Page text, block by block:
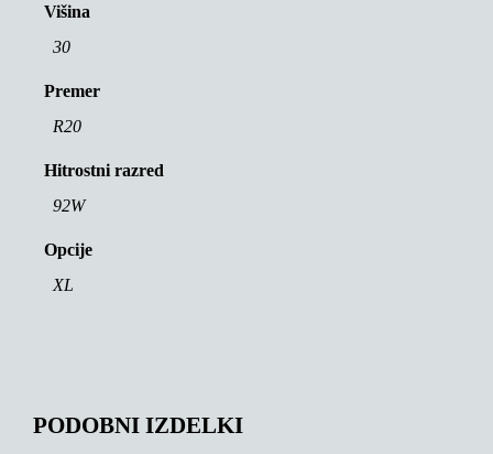
Višina
30
Premer
R20
Hitrostni razred
92W
Opcije
XL
PODOBNI IZDELKI